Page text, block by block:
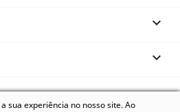


sua experiência no nosso site. Ao